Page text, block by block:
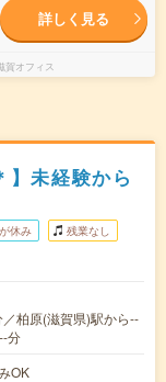
詳しく見る
オフィス
】未経験から
休み 残業なし
柏原(滋賀県)駅から--
分
OK